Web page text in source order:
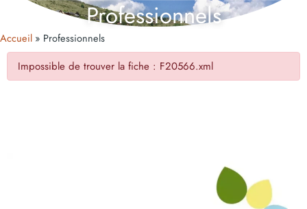
Professionnels
Accueil Professionnels
Impossible de trouver la fiche : F20566.xml